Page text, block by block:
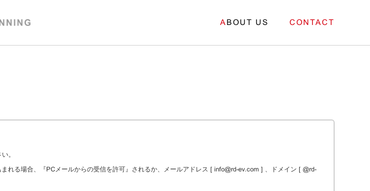
ABOUT US CONTACT
。
れる場合、『PCメールからの受信を許可』されるか、メールアドレス [ info@rd-ev.com ] 、ドメイン [ @rd-